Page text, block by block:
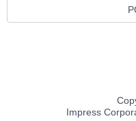
Impress